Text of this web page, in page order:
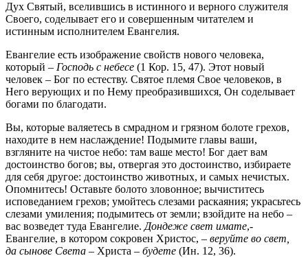
Дух Святый, вселившись в истинного и верного служителя
Своего, соделывает его и совершенным читателем и
истинным исполнителем Евангелия.
Евангелие есть изображение свойств нового человека,
который – Господь с небесе (1 Кор. 15, 47). Этот новый
человек – Бог по естеству. Святое племя Свое человеков, в
Него верующих и по Нему преобразившихся, Он соделывает
богами по благодати.
Вы, которые валяетесь в смрадном и грязном болоте грехов,
находите в нем наслаждение! Подымите главы ваши,
взгляните на чистое небо: там ваше место! Бог дает вам
достоинство богов; вы, отвергая это достоинство, избираете
для себя другое: достоинство животных, и самых нечистых.
Опомнитесь! Оставьте болото зловонное; вычиститесь
исповеданием грехов; умойтесь слезами раскаяния; украсьтесь
слезами умиления; подымитесь от земли; взойдите на небо –
вас возведет туда Евангелие.Дондеже свет имате,-
Евангелие, в котором сокровен Христос, – веруйте во свет,
да сынове Света – Христа – будете (Ин. 12, 36).